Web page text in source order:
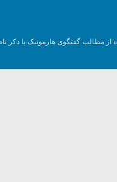
از مطالب گفتگوی هارمونیک با